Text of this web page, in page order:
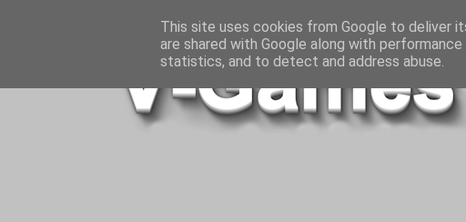
This site uses cookies from Google to deliver
are shared with Google along with
statistics, and to detect and address abuse.